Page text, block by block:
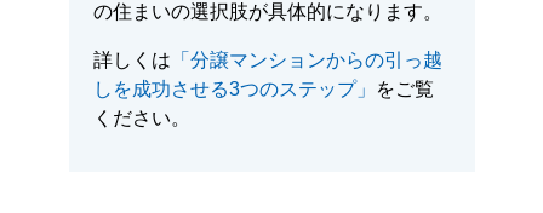
の住まいの選択肢が具体的になります。
詳しくは 「分譲マンションからの引っ越
しを成功させる3つのステップ」
をご覧
ください。